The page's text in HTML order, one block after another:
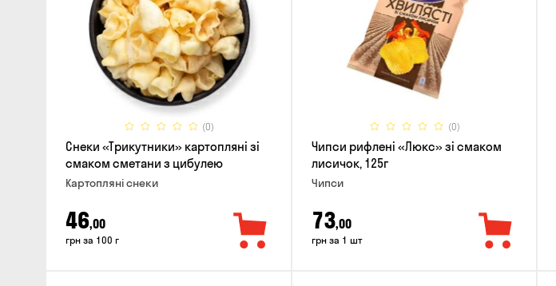
(0)
Снеки «Трикутники» картопляні зі
смаком сметани з цибулею
Картопляні снеки
46,00
грн за 100 г
(0)
Чипси рифлені «Люкс» зі смаком
лисичок, 125г
Чипси
73,00
грн за 1 шт